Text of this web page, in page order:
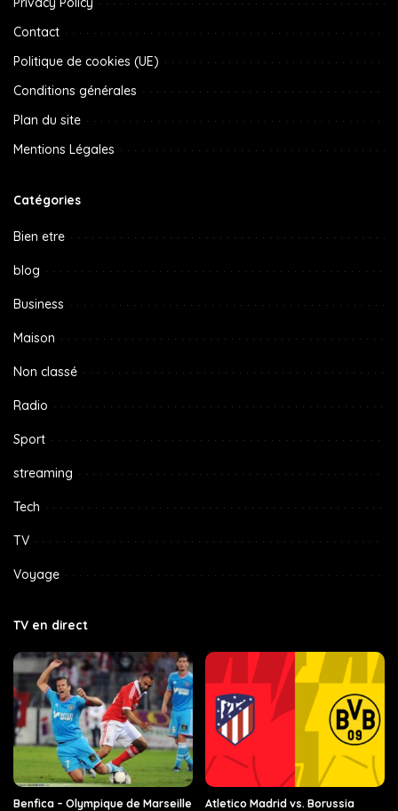
Contact
Politique de cookies (UE)
Conditions générales
Plan du site
Mentions Légales
Catégories
Bien etre
blog
Business
Maison
Non classé
Radio
Sport
streaming
Tech
TV
Voyage
TV en direct
Benfica – Olympique de Marseille
Atletico Madrid vs. Borussia